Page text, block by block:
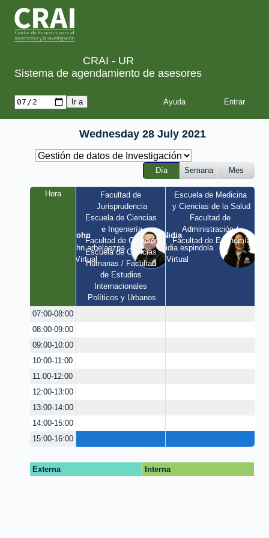
CRAI - UR
Sistema de agendamiento de asesores
Ayuda
Wednesday 28 July 2021
Día Semana Mes
Hora
John
john.arbelaezpa
/ Virtual
Facultad de
Jurisprudencia
Escuela de Ciencias
e Ingeniería
Facultad de Creación
Escuela de Ciencias
Humanas / Facultad
de Estudios
Internacionales
Políticos y Urbanos
Nidia
nidia.espindola
/ Virtual
Escuela de Medicina
y Ciencias de la Salud
Facultad de
Administración /
Facultad de Economía
07:00-08:00
08:00-09:00
09:00-10:00
10:00-11:00
11:00-12:00
12:00-13:00
13:00-14:00
14:00-15:00
15:00-16:00
Externa Interna